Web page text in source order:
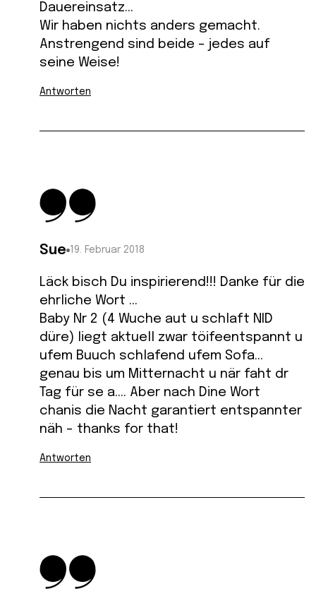
Dauereinsatz…
Wir haben nichts anders gemacht.
Anstrengend sind beide – jedes auf
seine Weise!
Antworten
Sue 19. Februar 2018
Läck bisch Du inspirierend!!! Danke für die
ehrliche Wort …
Baby Nr 2 (4 Wuche aut u schlaft NID
düre) liegt aktuell zwar töifeentspannt u
ufem Buuch schlafend ufem Sofa…
genau bis um Mitternacht u när faht dr
Tag für se a…. Aber nach Dine Wort
chanis die Nacht garantiert entspannter
näh – thanks for that!
Antworten